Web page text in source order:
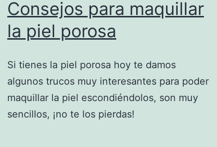
Consejos para maquillar
la piel porosa
Si tienes la piel porosa hoy te damos
algunos trucos muy interesantes para poder
maquillar la piel escondiéndolos, son muy
sencillos, ¡no te los pierdas!